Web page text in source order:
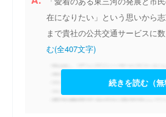
在になりたい」という思いから
まで貴社の公共交通サービスに
む(全407文字)
続きを読む（無